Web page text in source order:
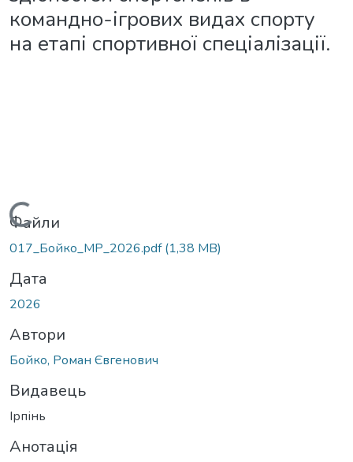
командно-ігрових видах спорту
на етапі спортивної спеціалізації.
Вантажиться...
Файли
017_Бойко_МР_2026.pdf(1,38 MB)
Дата
2026
Автори
Бойко, Роман Євгенович
Видавець
Ірпінь
Анотація